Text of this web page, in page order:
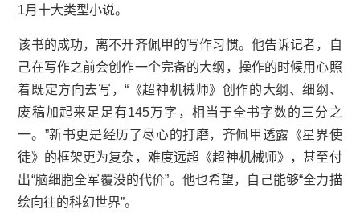
1月十大类型小说。
该书的成功，离不开齐佩甲的写作习惯。他告诉记者，自
己在写作之前会创作一个完备的大纲，操作的时候用心照
着既定方向去写，“《超神机械师》创作的大纲、细纲、
废稿加起来足足有145万字，相当于全书字数的三分之
一。”新书更是经历了尽心的打磨，齐佩甲透露《星界使
徒》的框架更为复杂，难度远超《超神机械师》，甚至付
出“脑细胞全军覆没的代价”。他也希望，自己能够“全力描
绘向往的科幻世界”。